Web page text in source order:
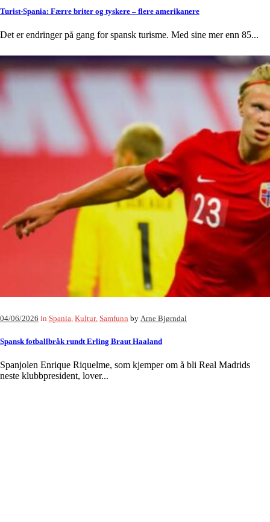
Turist-Spania: Færre briter og tyskere – flere amerikanere
Det er endringer på gang for spansk turisme. Med sine mer enn 85...
04/06/2026 in Spania, Kultur, Samfunn by Arne Bjørndal
Spansk fotballbråk rundt Erling Braut Haaland
Spanjolen Enrique Riquelme, som kjemper om å bli Real Madrids
neste klubbpresident, lover...